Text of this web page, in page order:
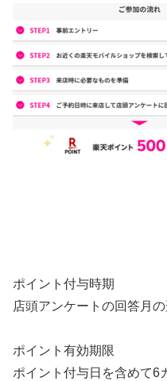
ポイント付与時期
店頭アンケートの回答月の
ポイント有効期限
ポイント付与日を含めて6